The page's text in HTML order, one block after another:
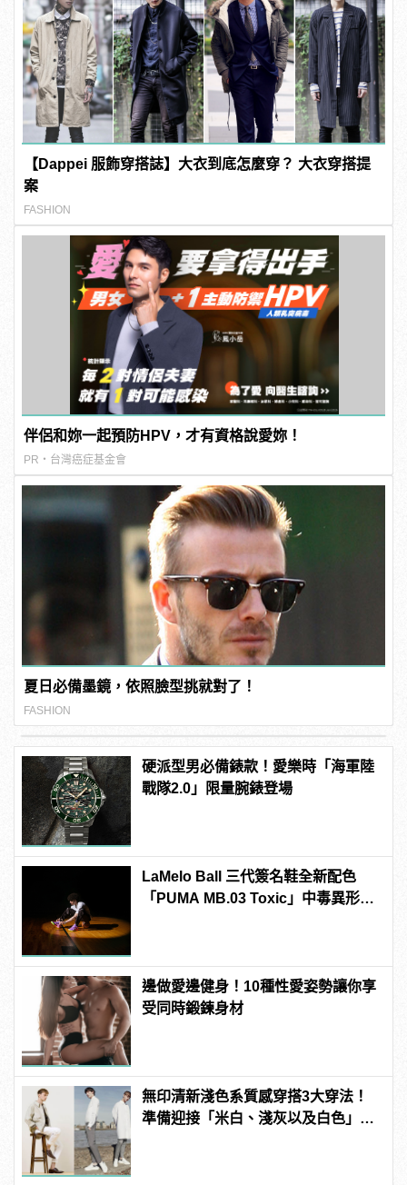
【Dappei 服飾穿搭誌】大衣到底怎麼穿？ 大衣穿搭提
案
FASHION
伴侶和妳一起預防HPV，才有資格說愛妳！
PR・台灣癌症基金會
夏日必備墨鏡，依照臉型挑就對了！
FASHION
硬派型男必備錶款！愛樂時「海軍陸
戰隊2.0」限量腕錶登場
LaMelo Ball 三代簽名鞋全新配色
「PUMA MB.03 Toxic」中毒異形大
邊做愛邊健身！10種性愛姿勢讓你享
受同時鍛鍊身材
無印清新淺色系質感穿搭3大穿法！
準備迎接「米白、淺灰以及白色」的